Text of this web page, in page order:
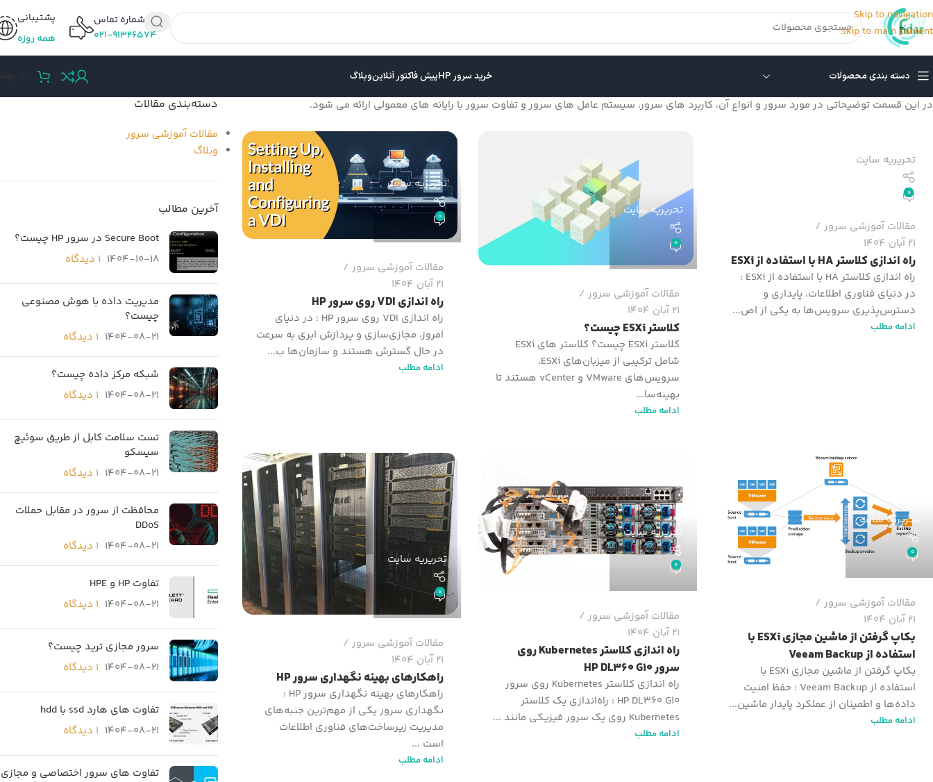
Skip to navigation
Skip to main content
شماره تماس
۰۲۱-۹۱۳۲۶۵۷۴
پشتیبانی
همه روزه
دسته بندی محصولات خرید سرور HP پیش فاکتور آنلاینوبلاگ
در این قسمت توضیحاتی در مورد سرور و انواع آن، کاربرد های سرور، سیستم عامل های سرور و تفاوت سرور با رایانه های معمولی ارائه می شود.
تحریریه سایت
0
مقالات آموزشی سرور
21 آبان 1404
راه اندازی کلاستر HA با استفاده از ESXi
راه اندازی کلاستر HA با استفاده از ESXi :
در دنیای فناوری اطلاعات، پایداری و
دسترس‌پذیری سرویس‌ها به یکی از اص...
ادامه مطلب
تحریریه سایت
0
مقالات آموزشی سرور
21 آبان 1404
کلاستر ESXi چیست؟
کلاستر ESXi چیست؟ کلاستر های ESXi
شامل ترکیبی از میزبان‌های ESXi،
سرویس‌های VMware و vCenter هستند تا
بهینه‌سا...
ادامه مطلب
تحریریه سایت
0
مقالات آموزشی سرور
21 آبان 1404
راه اندازی VDI روی سرور HP
راه اندازی VDI روی سرور HP : در دنیای
امروز، مجازی‌سازی و پردازش ابری به سرعت
در حال گسترش هستند و سازمان‌ها ب...
ادامه مطلب
تحریریه سایت
0
مقالات آموزشی سرور
21 آبان 1404
بکاپ گرفتن از ماشین مجازی ESXi با
استفاده از Veeam Backup
بکاپ گرفتن از ماشین مجازی ESXi با
استفاده از Veeam Backup : حفظ امنیت
داده‌ها و اطمینان از عملکرد پایدار ماشین...
ادامه مطلب
تحریریه سایت
0
مقالات آموزشی سرور
21 آبان 1404
راه اندازی کلاستر Kubernetes روی
سرور HP DL360 G10
راه اندازی کلاستر Kubernetes روی سرور
HP DL360 G10 : راه‌اندازی یک کلاستر
Kubernetes روی یک سرور فیزیکی مانند ...
ادامه مطلب
تحریریه سایت
0
مقالات آموزشی سرور
21 آبان 1404
راهکارهای بهینه نگهداری سرور HP
راهکارهای بهینه نگهداری سرور HP :
نگهداری سرور یکی از مهم‌ترین جنبه‌های
مدیریت زیرساخت‌های فناوری اطلاعات
است ...
ادامه مطلب
دسته‌بندی مقالات
مقالات آموزشی سرور
وبلاگ
آخرین مطالب
Secure Boot در سرور HP چیست؟
1404-10-18 ۱ دیدگاه
مدیریت داده با هوش مصنوعی
چیست؟
1404-08-21 ۱ دیدگاه
شبکه مرکز داده چیست؟
1404-08-21 ۱ دیدگاه
تست سلامت کابل از طریق سوئیچ
سیسکو
1404-08-21 ۱ دیدگاه
محافظت از سرور در مقابل حملات
DDoS
1404-08-21 ۱ دیدگاه
تفاوت HP و HPE
1404-08-21 ۱ دیدگاه
سرور مجازی ترید چیست؟
1404-08-21 ۱ دیدگاه
تفاوت های هارد ssd با hdd
1404-08-21 ۱ دیدگاه
تفاوت های سرور اختصاصی و مجازی